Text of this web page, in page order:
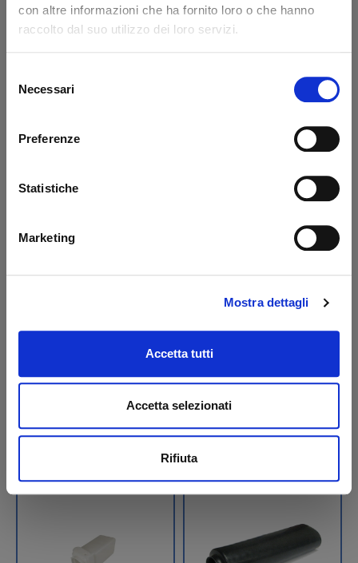
con altre informazioni che ha fornito loro o che hanno
raccolto dal suo utilizzo dei loro servizi.
delNecessari
Preferenze
Statistiche
Marketing
Mostra dettagli
Accetta tutti
Accetta selezionati
Rifiuta
Code: 14217L Code: 14218L
€ 189,05+VAT
To order
Buy
Oil tank PBS Palfinger
€ 288,00+VAT
Buy